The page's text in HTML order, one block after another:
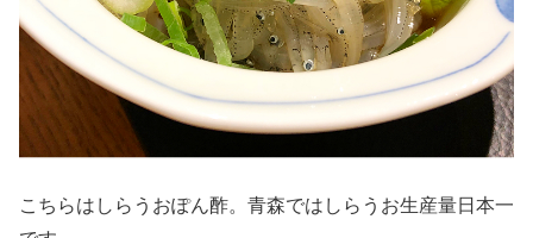
こちらはしらうおぽん酢。青森ではしらうお生産量日本一